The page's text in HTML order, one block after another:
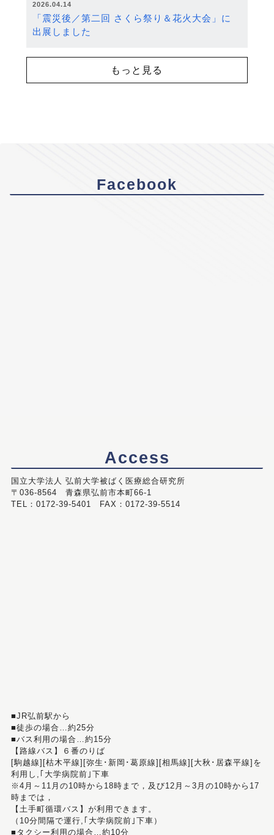
2026.04.14
「震災後／第二回 さくら祭り＆花火大会」に
出展しました
もっと見る
Facebook
Access
国立大学法人 弘前大学被ばく医療総合研究所
〒036-8564 青森県弘前市本町66-1
TEL：0172-39-5401 FAX：0172-39-5514
■JR弘前駅から
■徒歩の場合…約25分
■バス利用の場合…約15分
【路線バス】６番のりば
[駒越線][枯木平線][弥生･新岡･葛原線][相馬線][大秋･居森平線]を
利用し,｢大学病院前｣下車
※4月～11月の10時から18時まで，及び12月～3月の10時から17
時までは，
【土手町循環バス】が利用できます。
（10分間隔で運行,｢大学病院前｣下車）
■タクシー利用の場合…約10分